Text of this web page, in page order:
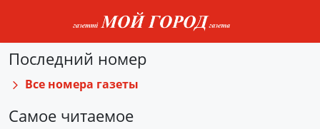
Последний номер
Все номера газеты
Самое читаемое